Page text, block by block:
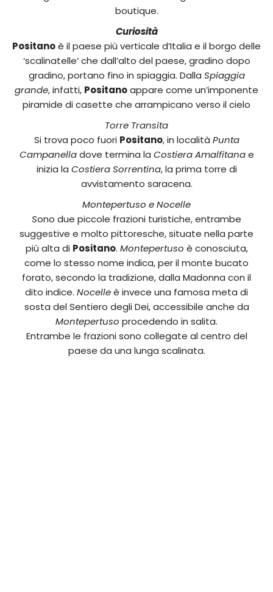
boutique.
Curiosità
Positanoè il paese più verticale d’Italia e il borgo delle
‘scalinatelle’ che dall’alto del paese, gradino dopo
gradino, portano fino in spiaggia. Dalla Spiaggia
grande, infatti, Positanoappare come un’imponente
piramide di casette che arrampicano verso il cielo
Torre Transita
Si trova poco fuori Positano, in località Punta
Campanelladove termina la Costiera Amalfitanae
inizia la Costiera Sorrentina, la prima torre di
avvistamento saracena.
Montepertuso e Nocelle
Sono due piccole frazioni turistiche, entrambe
suggestive e molto pittoresche, situate nella parte
più alta di Positano. Montepertuso è conosciuta,
come lo stesso nome indica, per il monte bucato
forato, secondo la tradizione, dalla Madonna con il
dito indice. Nocelleè invece una famosa meta di
sosta del Sentiero degli Dei, accessibile anche da
Montepertuso procedendo in salita.
Entrambe le frazioni sono collegate al centro del
paese da una lunga scalinata.